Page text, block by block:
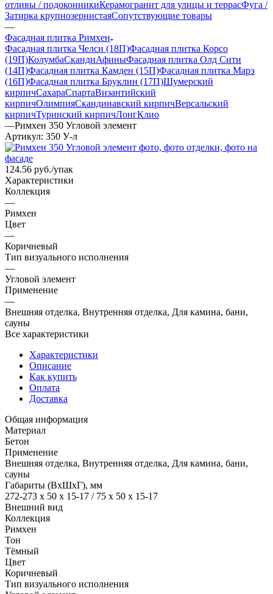
отливы / подоконникиКерамогранит для улицы и террасФуга /
Затирка крупнозернистаяСопутствующие товары
—
Фасадная плитка Римхен
Фасадная плитка Челси (18П)Фасадная плитка Корсо
(19П)КолумбаСкандиАфиныФасадная плитка Олд Сити
(14П)Фасадная плитка Камден (15П)Фасадная плитка Марэ
(16П)Фасадная плитка Бруклин (17П)Шумерский
кирпичСахараСпартаВизантийский
кирпичОлимпияСкандинавский кирпичВерсальский
кирпичТуринский кирпичЛонгКлио
—Римхен 350 Угловой элемент
Артикул: 350 У-л
124.56 руб./упак
Характеристики
Коллекция
—
Римхен
Цвет
—
Коричневый
Тип визуального исполнения
—
Угловой элемент
Применение
—
Внешняя отделка, Внутренняя отделка, Для камина, бани,
сауны
Все характеристики
Характеристики
Описание
Как купить
Оплата
Доставка
Общая информация
Материал
Бетон
Применение
Внешняя отделка, Внутренняя отделка, Для камина, бани,
сауны
Габариты (ВхШхГ), мм
272-273 x 50 x 15-17 / 75 x 50 x 15-17
Внешний вид
Коллекция
Римхен
Тон
Тёмный
Цвет
Коричневый
Тип визуального исполнения